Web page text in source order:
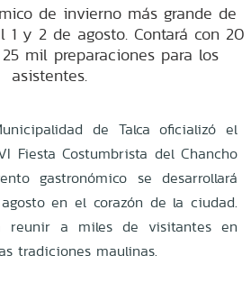
de invierno más grande de
1 y 2 de agosto. Contará con 20
mil preparaciones para los
asistentes.
de Talca oficializó el
Fiesta Costumbrista del Chancho
gastronómico se desarrollará
en el corazón de la ciudad.
reunir a miles de visitantes en
tradiciones maulinas.